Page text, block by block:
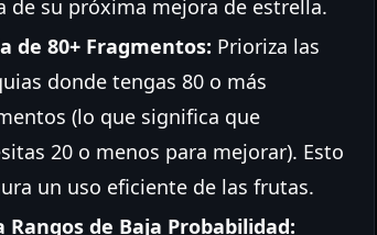
de su próxima mejora de estrella.
de 80+ Fragmentos: Prioriza las
donde tengas 80 o más
(lo que significa que
20 o menos para mejorar). Esto
un uso eficiente de las frutas.
Rangos de Baja Probabilidad: